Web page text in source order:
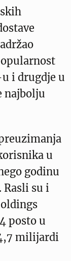
i drugdje u
najbolju
u
godinu
Rasli su i
posto u
milijardi